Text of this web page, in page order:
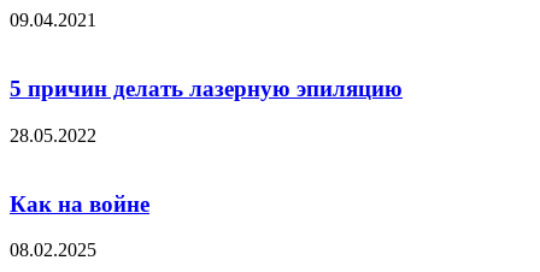
09.04.2021
5 причин делать лазерную эпиляцию
28.05.2022
Как на войне
08.02.2025